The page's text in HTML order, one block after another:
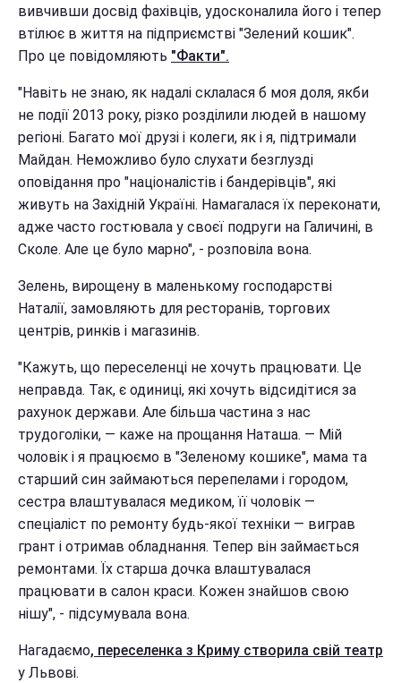
вивчивши досвід фахівців, удосконалила його і тепер
втілює в життя на підприємстві "Зелений кошик".
Про це повідомляють "Факти".
"Навіть не знаю, як надалі склалася б моя доля, якби
не події 2013 року, різко розділили людей в нашому
регіоні. Багато мої друзі і колеги, як і я, підтримали
Майдан. Неможливо було слухати безглузді
оповідання про "націоналістів і бандерівців", які
живуть на Західній Україні. Намагалася їх переконати,
адже часто гостювала у своєї подруги на Галичині, в
Сколе. Але це було марно", - розповіла вона.
Зелень, вирощену в маленькому господарстві
Наталії, замовляють для ресторанів, торгових
центрів, ринків і магазинів.
"Кажуть, що переселенці не хочуть працювати. Це
неправда. Так, є одиниці, які хочуть відсидітися за
рахунок держави. Але більша частина з нас
трудоголіки, — каже на прощання Наташа. — Мій
чоловік і я працюємо в "Зеленому кошике", мама та
старший син займаються перепелами і городом,
сестра влаштувалася медиком, її чоловік —
спеціаліст по ремонту будь-якої техніки — виграв
грант і отримав обладнання. Тепер він займається
ремонтами. Їх старша дочка влаштувалася
працювати в салон краси. Кожен знайшов свою
нішу", - підсумувала вона.
Нагадаємо, переселенка з Криму створила свій театр
у Львові.